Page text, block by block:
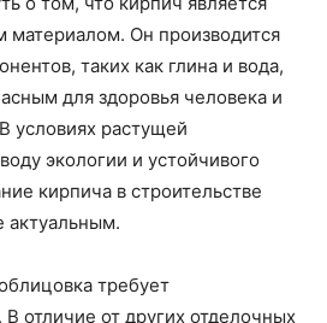
материалом. Он производится
таких как глина и вода,
для здоровья человека и
растущей
экологии и устойчивого
кирпича в строительстве
актуальным.
требует
отличие от других отделочных